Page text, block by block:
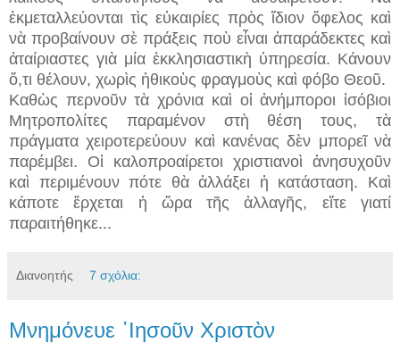
ἐκμεταλλεύονται τὶς εὐκαιρίες πρὸς ἴδιον ὄφελος καὶ
νὰ προβαίνουν σὲ πράξεις ποὺ εἶναι ἀπαράδεκτες καὶ
ἀταίριαστες γιὰ μία ἐκκλησιαστικὴ ὑπηρεσία. Κάνουν
ὅ,τι θέλουν, χωρὶς ἠθικοὺς φραγμοὺς καὶ φόβο Θεοῦ.
Καθὼς περνοῦν τὰ χρόνια καὶ οἱ ἀνήμποροι ἰσόβιοι
Μητροπολίτες παραμένον στὴ θέση τους, τὰ
πράγματα χειροτερεύουν καὶ κανένας δὲν μπορεῖ νὰ
παρέμβει. Οἱ καλοπροαίρετοι χριστιανοὶ ἀνησυχοῦν
καὶ περιμένουν πότε θὰ ἀλλάξει ἡ κατάσταση. Καὶ
κάποτε ἔρχεται ἡ ὥρα τῆς ἀλλαγῆς, εἴτε γιατί
παραιτήθηκε...
Διανοητής 7 σχόλια:
Μνημόνευε ᾿Ιησοῦν Χριστὸν